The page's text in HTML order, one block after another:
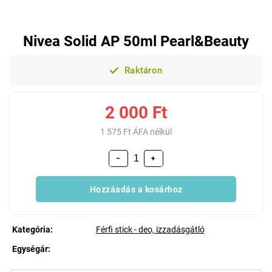
Nivea Solid AP 50ml Pearl&Beauty
Raktáron
2 000 Ft
1 575 Ft ÁFA nélkül
+
−
Hozzáadás a kosárhoz
Kategória:
Férfi stick - deo, izzadásgátló
Egységár: